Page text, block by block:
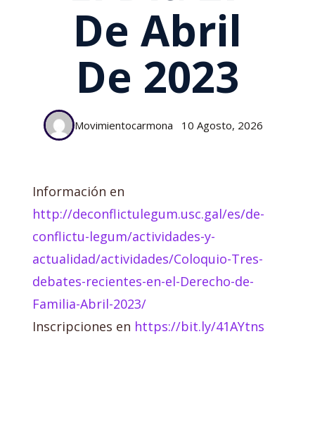
De Abril
De 2023
Movimientocarmona 10 Agosto, 2026
Información en
http://deconflictulegum.usc.gal/es/de-
conflictu-legum/actividades-y-
actualidad/actividades/Coloquio-Tres-
debates-recientes-en-el-Derecho-de-
Familia-Abril-2023/
Inscripciones en https://bit.ly/41AYtns